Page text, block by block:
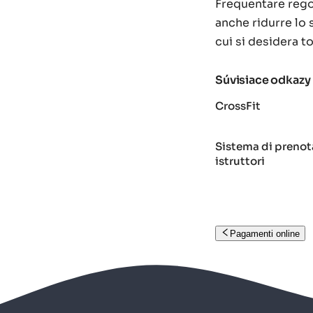
Frequentare
anche ridurre lo
cui si desidera
Súvisiace odkazy
CrossFit
Sistema di
istruttori
Pagamenti online